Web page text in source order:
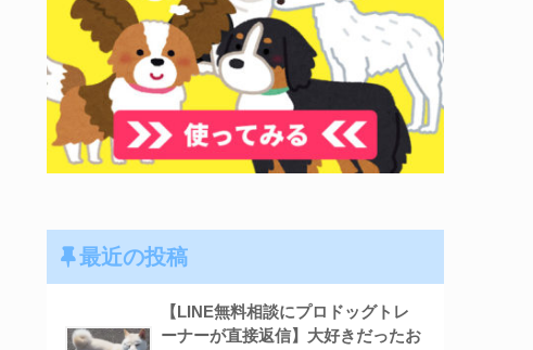
最近の投稿
【LINE無料相談にプロドッグトレ
ーナーが直接返信】大好きだったお